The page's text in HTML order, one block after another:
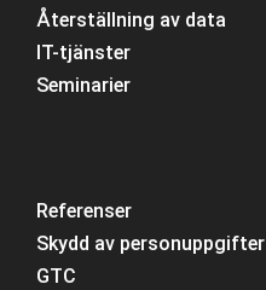
Återställning av data
IT-tjänster
Seminarier
Referenser
Skydd av personuppgifter
GTC